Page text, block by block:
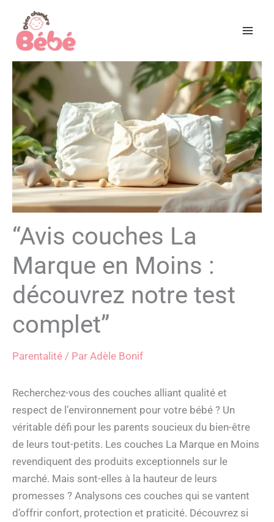
contenu
“Avis couches La
Marque en Moins :
découvrez notre test
complet”
Parentalité / Par Adèle Bonif
Recherchez-vous des couches alliant qualité et
respect de l’environnement pour votre bébé ? Un
véritable défi pour les parents soucieux du bien-être
de leurs tout-petits. Les couches La Marque en Moins
revendiquent des produits exceptionnels sur le
marché. Mais sont-elles à la hauteur de leurs
promesses ? Analysons ces couches qui se vantent
d’offrir confort, protection et praticité. Découvrez si